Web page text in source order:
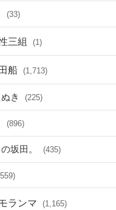
(33)
三組 (1)
船 (1,713)
き (225)
(896)
坂田。 (435)
ランマ (1,165)